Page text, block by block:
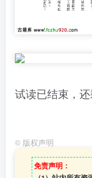
试读已结束，
© 版权声明
免责声明：